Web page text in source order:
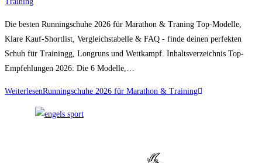
Die besten Runningschuhe 2026 für Marathon & Traning Top-Modelle,
Klare Kauf-Shortlist, Vergleichstabelle & FAQ - finde deinen perfekten
Schuh für Trainingg, Longruns und Wettkampf. Inhaltsverzeichnis Top-
Empfehlungen 2026: Die 6 Modelle,…
WeiterlesenRunningschuhe 2026 für Marathon & Training